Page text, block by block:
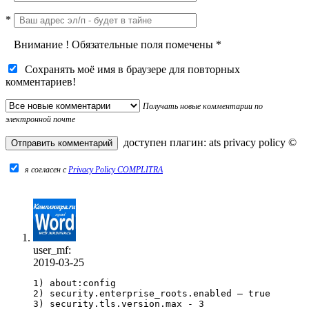
*
Внимание ! Обязательные поля помечены *
Сохранять моё имя в браузере для повторных
комментариев!
Получать новые комментарии по
электронной почте
доступен плагин: ats privacy policy ©
я согласен cPrivacy Policy COMPLITRA
user_mf:
2019-03-25
1) about:config
2) security.enterprise_roots.enabled — true
3) security.tls.version.max - 3